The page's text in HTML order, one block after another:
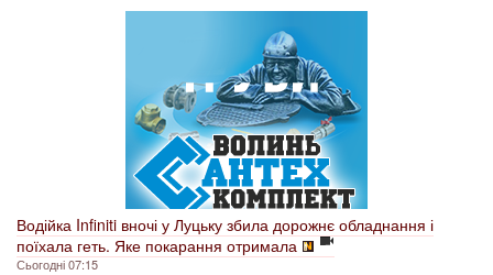
Водійка Infiniti вночі у Луцьку збила дорожнє обладнання і
поїхала геть. Яке покарання отримала
Сьогодні 07:15